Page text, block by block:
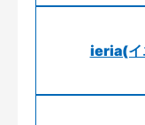
ieria(イ